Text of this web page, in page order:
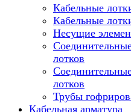
Кабельные
Кабельные
Несущие
лотков
лотков
Трубы
Кабельная арматура